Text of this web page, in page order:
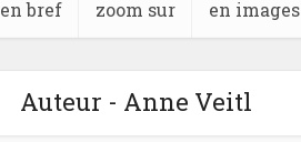
en bref zoom sur en images
Auteur - Anne Veitl